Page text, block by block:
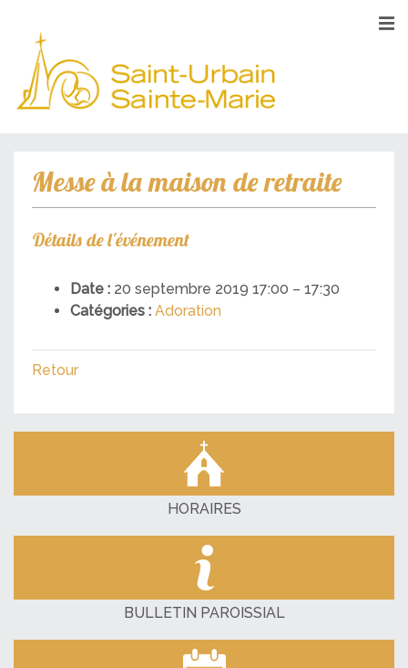
Messe à la maison de retraite
Détails de l'événement
Date : 20 septembre 2019 17:00 – 17:30
Catégories : Adoration
Retour
HORAIRES
BULLETIN PAROISSIAL